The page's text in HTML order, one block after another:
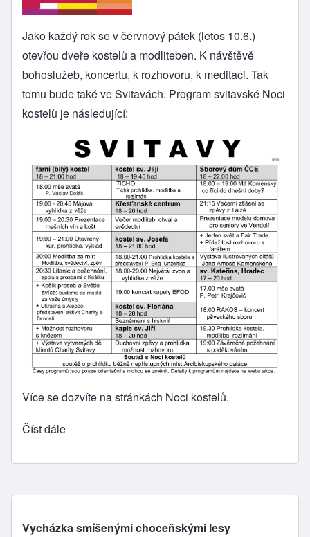
Jako každý rok se v červnový pátek (letos 10.6.)
otevřou dveře kostelů a modliteben. K návštěvě
bohoslužeb, koncertu, k rozhovoru, k meditaci. Tak
tomu bude také ve Svitavách. Program svitavské Noci
kostelů je následující:
Více se dozvíte na stránkách Noci kostelů.
Číst dále
Vycházka smíšenými choceňskými lesy